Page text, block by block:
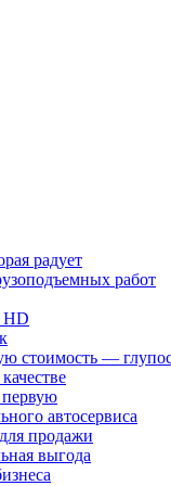
радует
работ
HD
стоимость —
автосервиса
продажи
выгода